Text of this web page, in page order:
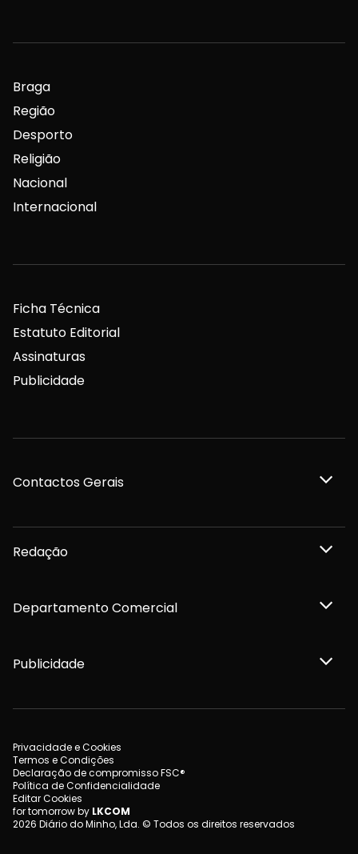
Braga
Região
Desporto
Religião
Nacional
Internacional
Ficha Técnica
Estatuto Editorial
Assinaturas
Publicidade
Contactos Gerais
Redação
Departamento Comercial
Publicidade
Privacidade e Cookies
Termos e Condições
Declaração de compromisso FSC®
Política de Confidencialidade
Editar Cookies
for tomorrow by LKCOM
2026 Diário do Minho, Lda. © Todos os direitos reservados